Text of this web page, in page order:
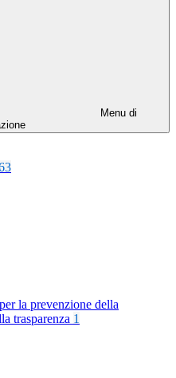
Menu di
la prevenzione della
trasparenza 1